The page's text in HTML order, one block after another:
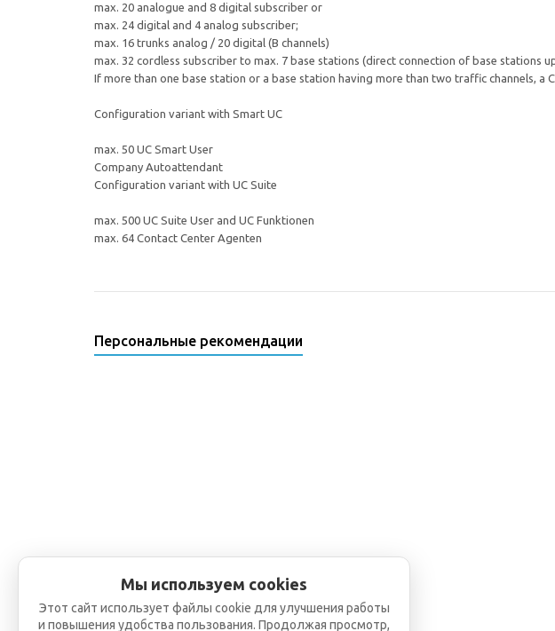
max. 20 analogue and 8 digital subscriber or
max. 24 digital and 4 analog subscriber;
max. 16 trunks analog / 20 digital (B channels)
max. 32 cordless subscriber to max. 7 base stations (direct connection of base
If more than one base station or a base station having more than two traffic channels, a
Configuration variant with Smart UC
max. 50 UC Smart User
Company Autoattendant
Configuration variant with UC Suite
max. 500 UC Suite User and UC Funktionen
max. 64 Contact Center Agenten
Персональные рекомендации
Мы используем cookies
Этот сайт использует файлы cookie для улучшения работы
и повышения удобства пользования. Продолжая просмотр,